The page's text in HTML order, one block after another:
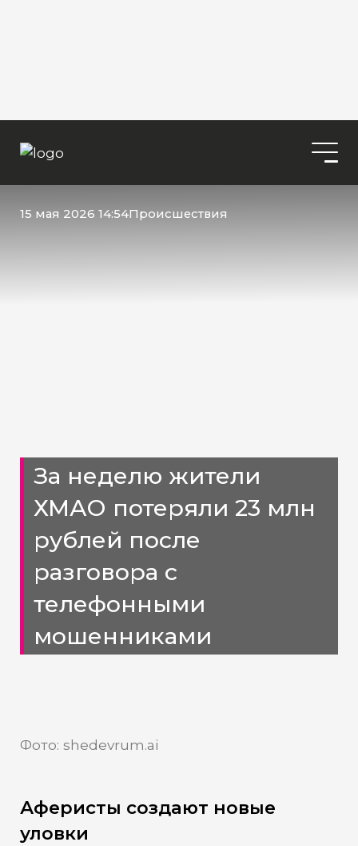
15 мая 2026 14:54Происшествия
За неделю жители
ХМАО потеряли 23 млн
рублей после
разговора с
телефонными
мошенниками
Фото: shedevrum.ai
Аферисты создают новые
уловки